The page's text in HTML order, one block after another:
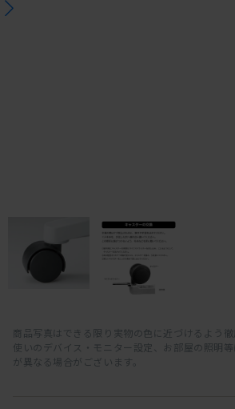
商品写真はできる限り実物の色に近づけるよう
使いのデバイス・モニター設定、お部屋の照明
が異なる場合がございます。